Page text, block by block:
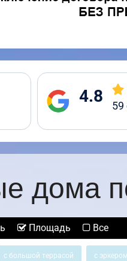
4.8 59
дома
Площадь Все
с большой террасой с эркером